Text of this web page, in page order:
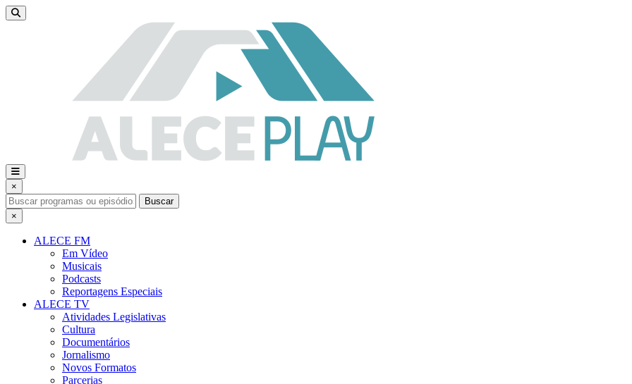
×
Buscar
×
ALECE FM
Em Vídeo
Musicais
Podcasts
Reportagens Especiais
ALECE TV
Atividades Legislativas
Cultura
Documentários
Jornalismo
Novos Formatos
Parcerias